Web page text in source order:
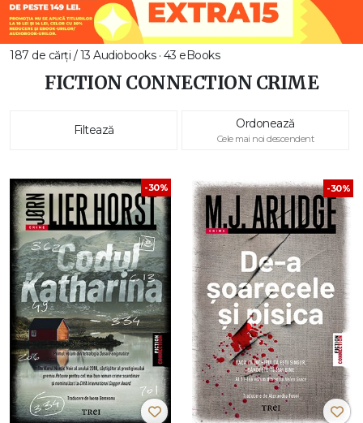
187 de cărți / 13 Audiobooks · 43 eBooks
FICTION CONNECTION CRIME
Filtează Ordonează
Cele mai noi descendent
-30% -30%